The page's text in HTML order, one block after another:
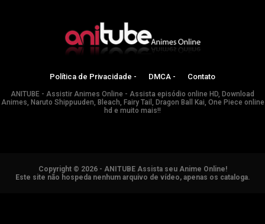
Política de Privacidade - DMCA - Contato
ANITUBE - Assistir Animes Online - Assista episódio online HD, Download
Animes, Naruto Shippuuden, Bleach, Fairy Tail, Dragon Ball Kai, One Piece online
hd e muito mais!!
Copyright © 2026 - ANITUBE Assista seu Anime Online!
Este site não hospeda nenhum arquivo de vídeo, apenas os cataloga.